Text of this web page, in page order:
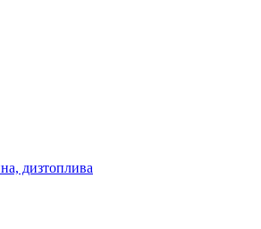
дизтоплива